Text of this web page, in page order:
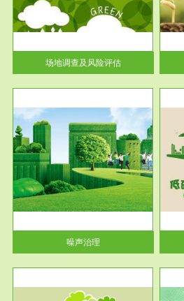
场地调查及风险评估
噪声治理
服务范围
废气处理工程